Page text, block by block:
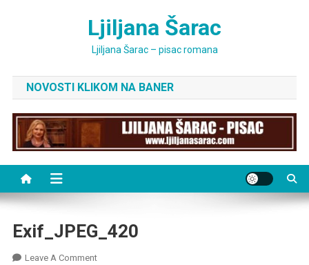
Ljiljana Šarac
Ljiljana Šarac – pisac romana
NOVOSTI KLIKOM NA BANER
Exif_JPEG_420
Leave A CommentOn